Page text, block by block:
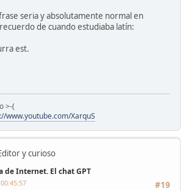
seria y absolutamente normal en
de cuando estudiaba latín:
est.
>-(
www.youtube.com/XarquS
y curioso
de Internet. El chat GPT
#19